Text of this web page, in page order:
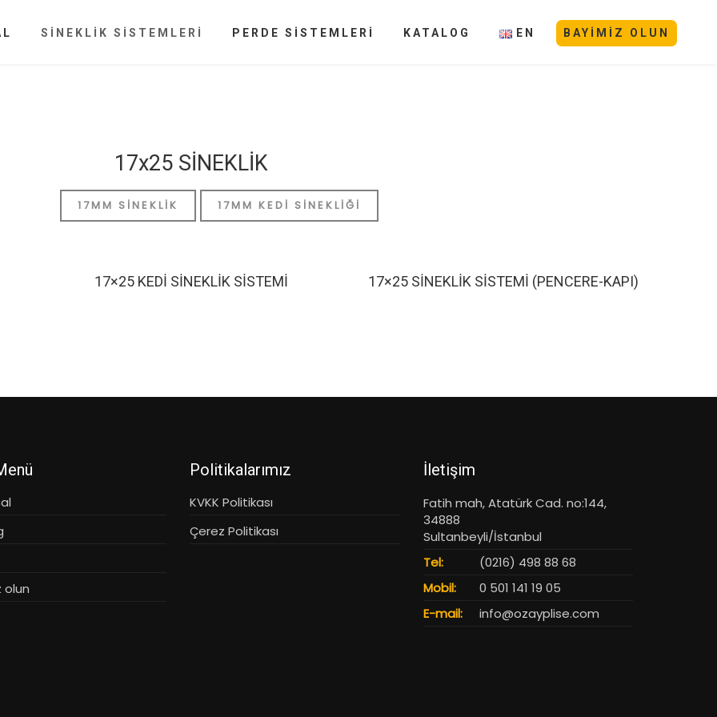
SİNEKLİK SİSTEMLERİ PERDE SİSTEMLERİ KATALOG EN BAYIMIZ OLUN
17x25 SİNEKLİK
17MM SINEKLIK 17MM KEDI SINEKLIĞI
17×25 KEDİ SİNEKLİK SİSTEMİ 17×25 SİNEKLİK SİSTEMİ (PENCERE-KAPI)
olun
Politikalarımız
KVKK Politikası
Çerez Politikası
İletişim
Fatih mah, Atatürk Cad. no:144,
34888
Sultanbeyli/İstanbul
Tel:
(0216) 498 88 68
Mobil:
0 501 141 19 05
E-mail:
info@ozayplise.com